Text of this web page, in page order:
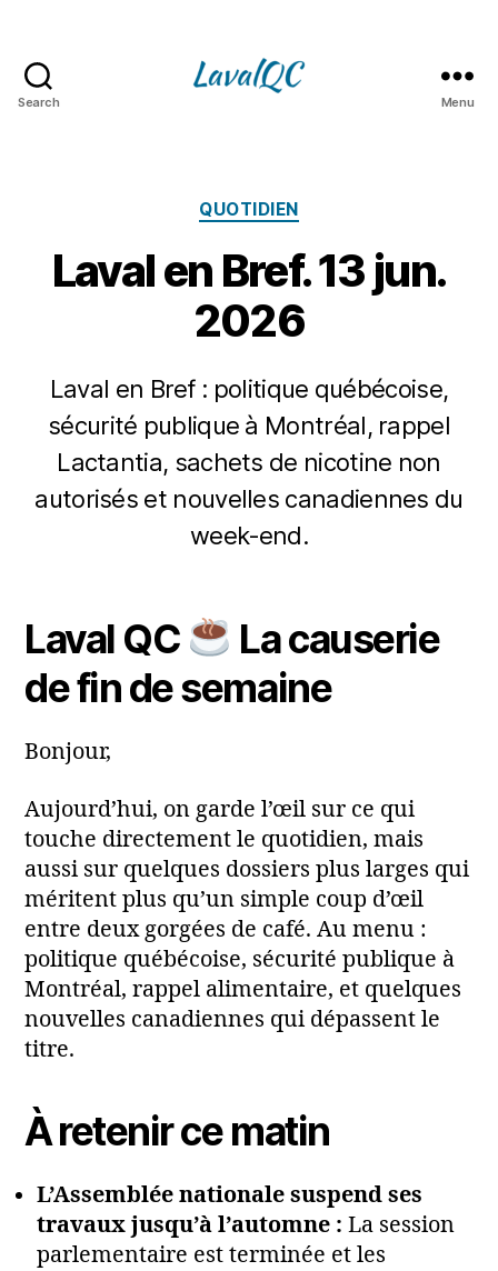
Search Menu
Catégories
QUOTIDIEN
Laval en Bref. 13 jun.
2026
Laval en Bref : politique québécoise,
sécurité publique à Montréal, rappel
Lactantia, sachets de nicotine non
autorisés et nouvelles canadiennes du
week‑end.
l'article
P
a
ri
a
l’article
1
j
u
0
6
Laval QC
La causerie
de fin de semaine
Bonjour,
Aujourd’hui, on garde l’œil sur ce qui
touche directement le quotidien, mais
aussi sur quelques dossiers plus larges qui
méritent plus qu’un simple coup d’œil
entre deux gorgées de café. Au menu :
politique québécoise, sécurité publique à
Montréal, rappel alimentaire, et quelques
nouvelles canadiennes qui dépassent le
titre.
À retenir ce matin
L’Assemblée nationale suspend ses
travaux jusqu’à l’automne : La session
parlementaire est terminée et les